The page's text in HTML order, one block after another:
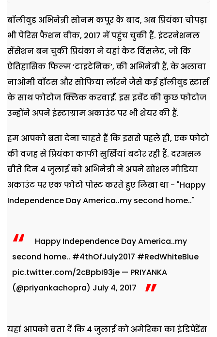
बॉलीवुड अभिनेत्री सोनम कपूर के बाद, अब प्रियंका चोपड़ा
भी पेरिस फैशन वीक, 2017 में पहुंच चुकी हैं. इंटरनेशनल
सेंसेशन बन चुकी प्रियंका ने यहां केट विंसलेट, जो कि
ऐतिहासिक फिल्म ‘टाइटेनिक’, की अभिनेत्री हैं, के अलावा
नाओमी वॉटस और सोफिया लॉरने जैसे कई हॉलीवुड स्र्टार्स
के साथ फोटोज क्लिक करवाईं. इस इवेंट की कुछ फोटोज
उन्होंने अपने इंस्टाग्राम अकाउंट पर भी शेयर की हैं.
हम आपको बता देना चाहते हैं कि इससे पहले ही, एक फोटो
की वजह से प्रियंका काफी सुर्खियां बटोर रही हैं. दरअसल
बीते दिन 4 जुलाई को अभिनेत्री ने अपने सोशल मीडिया
अकाउंट पर एक फोटो पोस्ट करते हुए लिखा था - "Happy
Independence Day America..my second home.."
Happy Independence Day America..my
second home.. #4thOfJuly2017 #RedWhiteBlue
pic.twitter.com/2cBpbI93je — PRIYANKA
(@priyankachopra) July 4, 2017
यहां आपको बता दें कि 4 जुलाई को अमेरिका का इंडिपेंडेंस